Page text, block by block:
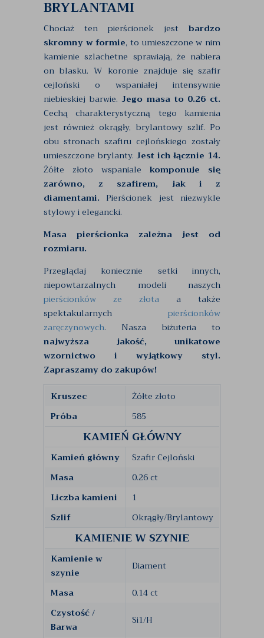
BRYLANTAMI
Chociaż ten pierścionek jest bardzo
skromny w formie, to umieszczone w nim
kamienie szlachetne sprawiają, że nabiera
on blasku. W koronie znajduje się szafir
cejloński o wspaniałej intensywnie
niebieskiej barwie. Jego masa to 0.26 ct.
Cechą charakterystyczną tego kamienia
jest również okrągły, brylantowy szlif. Po
obu stronach szafiru cejlońskiego zostały
umieszczone brylanty. Jest ich łącznie 14.
Żółte złoto wspaniale komponuje się
zarówno, z szafirem, jak i z
diamentami. Pierścionek jest niezwykle
stylowy i elegancki.
Masa pierścionka zależna jest od
rozmiaru.
Przeglądaj koniecznie setki innych,
niepowtarzalnych modeli naszych
pierścionków ze złota a także
spektakularnych pierścionków
zaręczynowych. Nasza biżuteria to
najwyższa jakość, unikatowe
wzornictwo i wyjątkowy styl.
Zapraszamy do zakupów!
Kruszec
Żółte złoto
Próba
585
KAMIEŃ GŁÓWNY
Kamień główny
Szafir Cejloński
Masa
0.26 ct
Liczba kamieni
1
Szlif
Okrągły/Brylantowy
KAMIENIE W SZYNIE
Kamienie w
szynie
Diament
Masa
0.14 ct
Czystość /
Barwa
Si1/H